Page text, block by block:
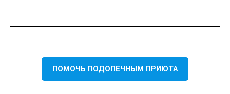
ПОМОЧЬ ПОДОПЕЧНЫМ ПРИЮТА